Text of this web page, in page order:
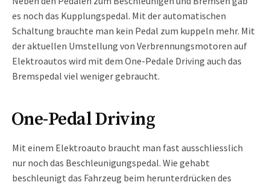
es noch das Kupplungspedal. Mit der automatischen
Schaltung brauchte man kein Pedal zum kuppeln mehr. Mit
der aktuellen Umstellung von Verbrennungsmotoren auf
Elektroautos wird mit dem One-Pedale Driving auch das
Bremspedal viel weniger gebraucht.
One-Pedal Driving
Mit einem Elektroauto braucht man fast ausschliesslich
nur noch das Beschleunigungspedal. Wie gehabt
beschleunigt das Fahrzeug beim herunterdrücken des